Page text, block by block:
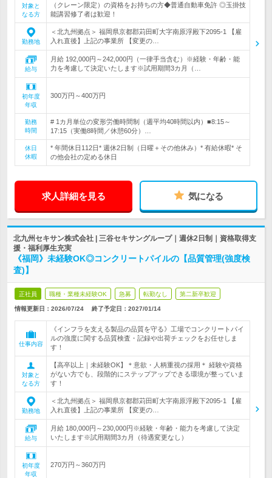
対象と
なる方
（クレーン限定）の資格をお持ちの方◆普通自動車免許 ◎玉掛技
能講習修了者は歓迎！
勤務地
＜北九州拠点＞ 福岡県京都郡苅田町大字南原浮殿下2095-1 【雇
入れ直後】上記の事業所 【変更の…
給与
月給 192,000円～242,000円（一律手当含む）※経験・年齢・能
力を考慮して決定いたします※試用期間3カ月（…
初年度
年収
300万円～400万円
勤務
時間
# 1カ月単位の変形労働時間制（週平均40時間以内）■8:15～
17:15（実働8時間／休憩60分）…
休日
休暇
* 年間休日112日* 週休2日制（日曜＋その他休み）* 有給休暇* そ
の他会社の定める休日
求人詳細を見る 気になる
北九州セキサン株式会社 | 三谷セキサングループ｜週休2日制｜資格取得支
援・福利厚生充実
《福岡》未経験OK◎コンクリートパイルの【品質管理(強度検
査)】
正社員 職種・業種未経験OK 急募 転勤なし 第二新卒歓迎
情報更新日：2026/07/24 終了予定日： 2027/01/14
仕事内容
《インフラを支える製品の品質を守る》工場でコンクリートパイ
ルの強度に関する品質検査・記録や出荷チェックをお任せしま
す！
対象と
なる方
【高卒以上｜未経験OK】＊意欲・人柄重視の採用＊ 経験や資格
がない方でも、段階的にステップアップできる環境が整っていま
す！
勤務地
＜北九州拠点＞ 福岡県京都郡苅田町大字南原浮殿下2095-1 【雇
入れ直後】上記の事業所 【変更の…
給与
月給 180,000円～230,000円※経験・年齢・能力を考慮して決定
いたします※試用期間3カ月（待遇変更なし）
初年度
年収
270万円～360万円